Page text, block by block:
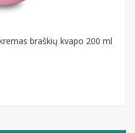
braškių kvapo 200 ml